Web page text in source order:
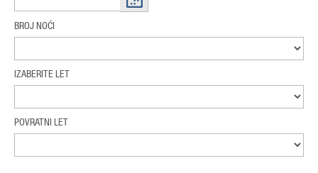
BROJ NOĆI
IZABERITE LET
POVRATNI LET